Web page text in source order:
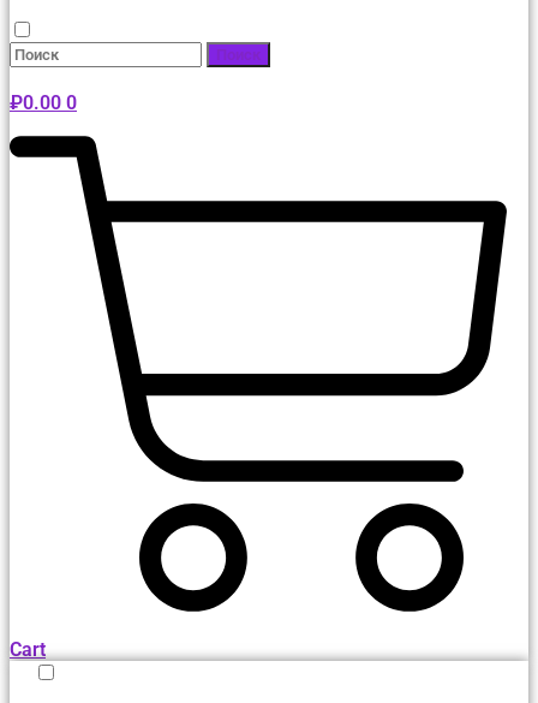
Поиск
₽0.00 0
Cart